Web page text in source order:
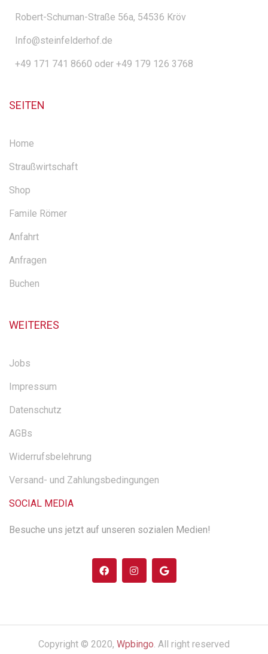
Robert-Schuman-Straße 56a, 54536 Kröv
Info@steinfelderhof.de
+49 171 741 8660 oder +49 179 126 3768
SEITEN
Home
Straußwirtschaft
Shop
Famile Römer
Anfahrt
Anfragen
Buchen
WEITERES
Jobs
Impressum
Datenschutz
AGBs
Widerrufsbelehrung
Versand- und Zahlungsbedingungen
SOCIAL MEDIA
Besuche uns jetzt auf unseren sozialen Medien!
Copyright © 2020, Wpbingo. All right reserved